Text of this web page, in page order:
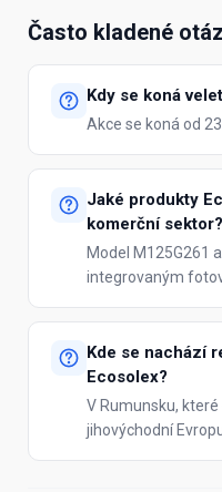
Často kladené
Kdy se koná
Akce se koná od
Jaké produkty
komerční sektor?
Model M125G261
integrovaným
Kde se nachází
Ecosolex?
V Rumunsku,
jihovýchodní